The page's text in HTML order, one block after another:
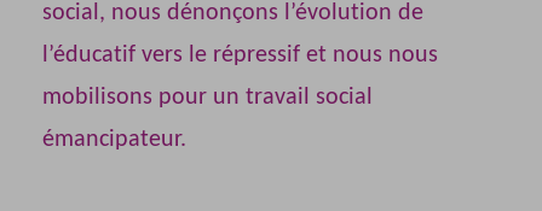
social, nous dénonçons l’évolution de
l’éducatif vers le répressif et nous nous
mobilisons pour un travail social
émancipateur.